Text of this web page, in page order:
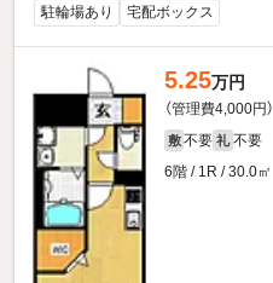
駐輪場あり 宅配ボックス
5.25万円
（管理費4,000円）
敷 不要 礼 不要
6階 / 1R / 30.0㎡